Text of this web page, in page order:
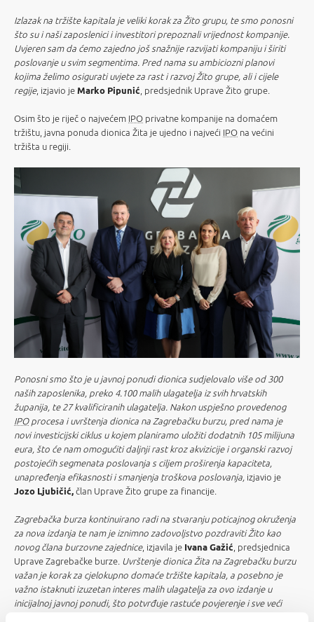
Izlazak na tržište kapitala je veliki korak za Žito grupu, te smo ponosni
što su i naši zaposlenici i investitori prepoznali vrijednost kompanije.
Uvjeren sam da ćemo zajedno još snažnije razvijati kompaniju i širiti
poslovanje u svim segmentima. Pred nama su ambiciozni planovi
kojima želimo osigurati uvjete za rast i razvoj Žito grupe, ali i cijele
regije, izjavio je Marko Pipunić , predsjednik Uprave Žito grupe.
Osim što je riječ o najvećem IPO privatne kompanije na domaćem
tržištu, javna ponuda dionica Žita je ujedno i najveći IPO na većini
tržišta u regiji.
Ponosni smo što je u javnoj ponudi dionica sudjelovalo više od 300
naših zaposlenika, preko 4.100 malih ulagatelja iz svih hrvatskih
županija, te 27 kvalificiranih ulagatelja. Nakon uspješno provedenog
IPOprocesa i uvrštenja dionica na Zagrebačku burzu, pred nama je
novi investicijski ciklus u kojem planiramo uložiti dodatnih 105 milijuna
eura, što će nam omogućiti daljnji rast kroz akvizicije i organski razvoj
postojećih segmenata poslovanja s ciljem proširenja kapaciteta,
unapređenja efikasnosti i smanjenja troškova poslovanja, izjavio je
Jozo Ljubičić, član Uprave Žito grupe za financije.
Zagrebačka burza kontinuirano radi na stvaranju poticajnog okruženja
za nova izdanja te nam je iznimno zadovoljstvo pozdraviti Žito kao
novog člana burzovne zajednice, izjavila je Ivana Gažić , predsjednica
Uprave Zagrebačke burze. Uvrštenje dionica Žita na Zagrebačku burzu
važan je korak za cjelokupno domaće tržište kapitala, a posebno je
važno istaknuti izuzetan interes malih ulagatelja za ovo izdanje u
inicijalnoj javnoj ponudi, što potvrđuje rastuće povjerenje i sve veći